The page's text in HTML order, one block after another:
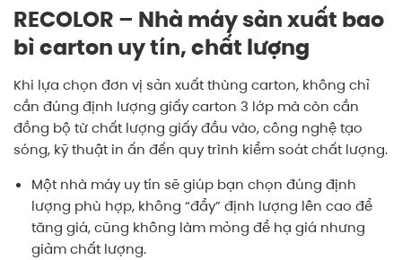
RECOLOR – Nhà máy sản xuất bao
bì carton uy tín, chất lượng
Khi lựa chọn đơn vị sản xuất thùng carton, không chỉ
cần đúng định lượng giấy carton 3 lớp mà còn cần
đồng bộ từ chất lượng giấy đầu vào, công nghệ tạo
sóng, kỹ thuật in ấn đến quy trình kiểm soát chất lượng.
Một nhà máy uy tín sẽ giúp bạn chọn đúng định
lượng phù hợp, không “đẩy” định lượng lên cao để
tăng giá, cũng không làm mỏng để hạ giá nhưng
giảm chất lượng.